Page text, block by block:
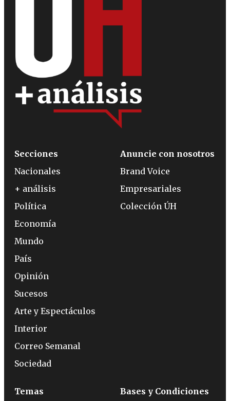
Secciones
Nacionales
+ análisis
Política
Economía
Mundo
País
Opinión
Sucesos
Arte y Espectáculos
Interior
Correo Semanal
Sociedad
Anuncie con nosotros
Brand Voice
Empresariales
Colección ÚH
Temas
Bases y Condiciones